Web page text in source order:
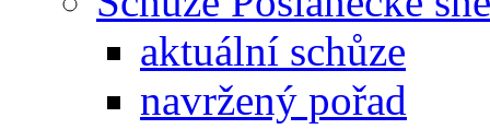
aktuální schůze
navržený pořad